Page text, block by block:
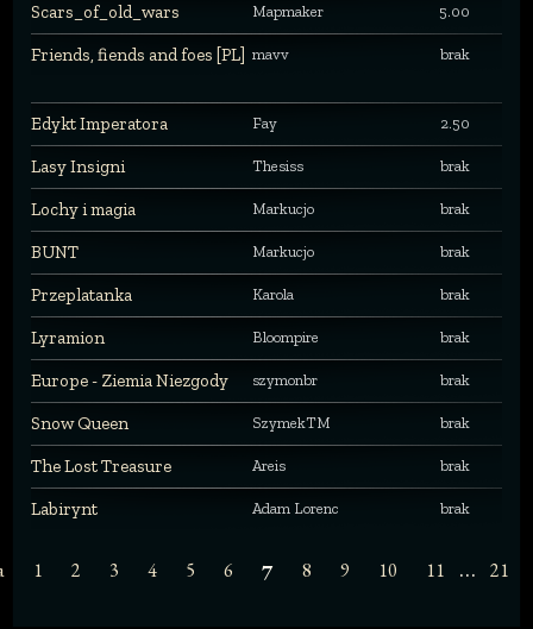
Scars_of_old_wars Mapmaker 5.00
Friends, fiends and foes [PL] mavv brak
Edykt Imperatora Fay 2.50
Lasy Insigni Thesiss brak
Lochy i magia Markucjo brak
BUNT Markucjo brak
Przeplatanka Karola brak
Lyramion Bloompire brak
Europe - Ziemia Niezgody szymonbr brak
Snow Queen SzymekTM brak
The Lost Treasure Areis brak
Labirynt Adam Lorenc brak
1 2 3 4 5 6 7 8 9 10 11 … 21